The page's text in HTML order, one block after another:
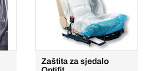
Zaštita za sjedalo